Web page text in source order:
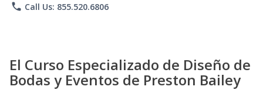
phone Call Us: 855.520.6806
El Curso Especializado de Diseño de
Bodas y Eventos de Preston Bailey